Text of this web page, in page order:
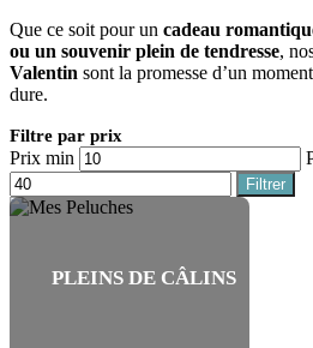
Que ce soit pour un cadeau
ou un souvenir plein de tendresse,
Valentin sont la promesse d’un
dure.
Filtre par prix
Prix min
Filtrer
PLEINS DE CÂLINS